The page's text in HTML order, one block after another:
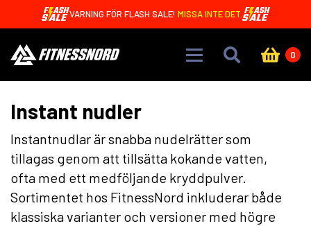
Skip to main contentVARNING FÖR FLASH SALE! MISSA INTE DET.
0
Instant nudler
Instantnudlar är snabba nudelrätter som
tillagas genom att tillsätta kokande vatten,
ofta med ett medföljande kryddpulver.
Sortimentet hos FitnessNord inkluderar både
klassiska varianter och versioner med högre